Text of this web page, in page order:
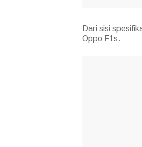
Dari sisi
Oppo F1s.